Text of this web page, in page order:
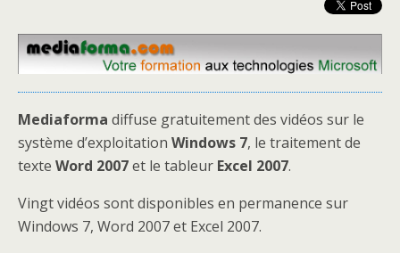
Mediaforma diffuse gratuitement des vidéos sur le
système d’exploitation Windows 7, le traitement de
texte Word 2007et le tableur Excel 2007.
Vingt vidéos sont disponibles en permanence sur
Windows 7, Word 2007 et Excel 2007.